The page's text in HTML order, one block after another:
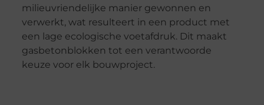
milieuvriendelijke manier gewonnen en
verwerkt, wat resulteert in een product met
een lage ecologische voetafdruk. Dit maakt
gasbetonblokken tot een verantwoorde
keuze voor elk bouwproject.